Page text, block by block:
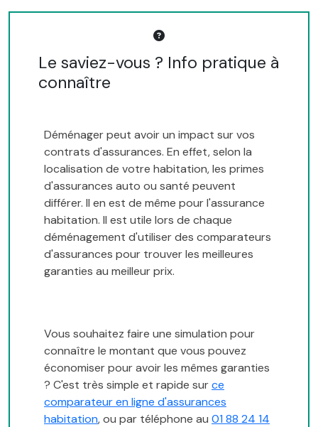
Le saviez-vous ? Info pratique à
connaître
Déménager peut avoir un impact sur vos
contrats d'assurances. En effet, selon la
localisation de votre habitation, les primes
d'assurances auto ou santé peuvent
différer. Il en est de même pour l'assurance
habitation. Il est utile lors de chaque
déménagement d'utiliser des comparateurs
d'assurances pour trouver les meilleures
garanties au meilleur prix.
Vous souhaitez faire une simulation pour
connaître le montant que vous pouvez
économiser pour avoir les mêmes garanties
? C'est très simple et rapide surce
comparateur en ligne d'assurances
habitation, ou par téléphone au 01 88 24 14